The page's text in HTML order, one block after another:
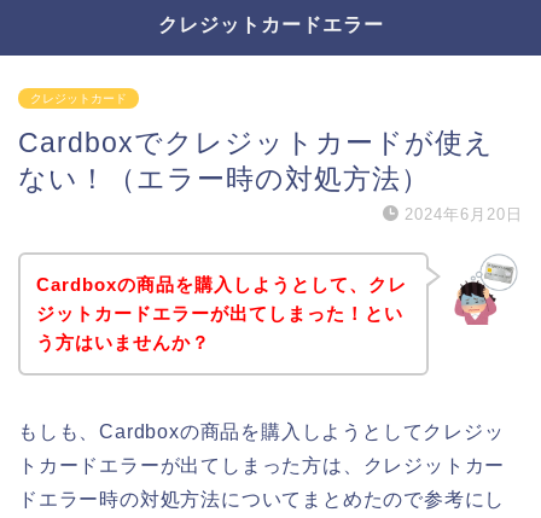
クレジットカードエラー
クレジットカード
Cardboxでクレジットカードが使え
ない！（エラー時の対処方法）
2024年6月20日
Cardboxの商品を購入しようとして、クレ
ジットカードエラーが出てしまった！とい
う方はいませんか？
もしも、Cardboxの商品を購入しようとしてクレジッ
トカードエラーが出てしまった方は、クレジットカー
ドエラー時の対処方法についてまとめたので参考にし